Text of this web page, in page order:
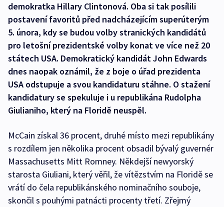
demokratka Hillary Clintonová. Oba si tak posílili
postavení favoritů před nadcházejícím superúterým
5. února, kdy se budou volby stranických kandidátů
pro letošní prezidentské volby konat ve více než 20
státech USA. Demokratický kandidát John Edwards
dnes naopak oznámil, že z boje o úřad prezidenta
USA odstupuje a svou kandidaturu stáhne. O stažení
kandidatury se spekuluje i u republikána Rudolpha
Giulianiho, který na Floridě neuspěl.
McCain získal 36 procent, druhé místo mezi republikány
s rozdílem jen několika procent obsadil bývalý guvernér
Massachusetts Mitt Romney. Někdejší newyorský
starosta Giuliani, který věřil, že vítězstvím na Floridě se
vrátí do čela republikánského nominačního souboje,
skončil s pouhými patnácti procenty třetí. Zřejmý